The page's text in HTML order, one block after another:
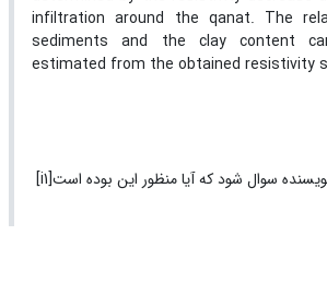
infiltration around the qanat. The
sediments and the clay content
estimated from the obtained resistivity